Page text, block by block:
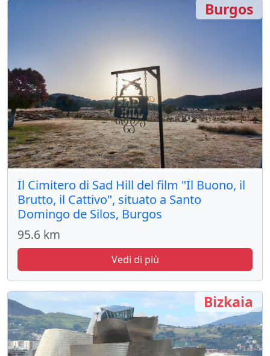
Il Cimitero di Sad Hill del film "Il Buono, il
Brutto, il Cattivo", situato a Santo
Domingo de Silos, Burgos
95.6 km
Vedi di più
Burgos
Bizkaia